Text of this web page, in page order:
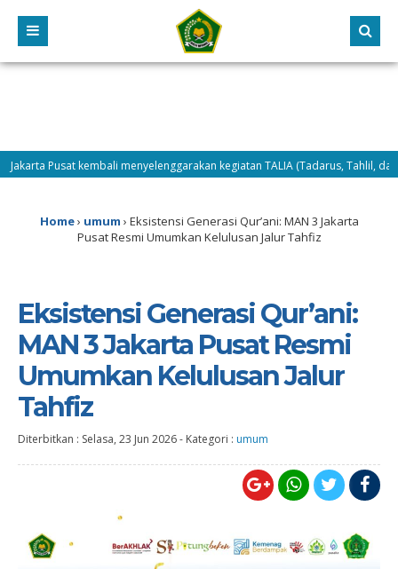
kembali menyelenggarakan kegiatan TALIA (Tadarus, Tahlil, dan
Home› umum › Eksistensi Generasi Qur’ani: MAN 3 Jakarta
Pusat Resmi Umumkan Kelulusan Jalur Tahfiz
Eksistensi Generasi Qur’ani:
MAN 3 Jakarta Pusat Resmi
Umumkan Kelulusan Jalur
Tahfiz
Diterbitkan : Selasa, 23 Jun 2026- Kategori : umum